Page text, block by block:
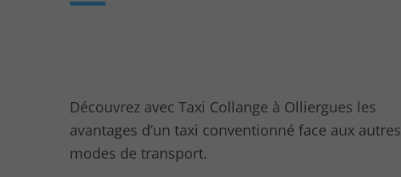
Découvrez avec Taxi Collange à Olliergues les
avantages d’un taxi conventionné face aux autres
modes de transport.